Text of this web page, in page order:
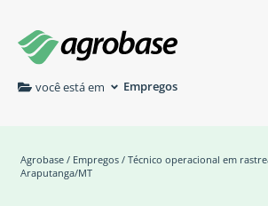
você está em Empregos
Agrobase / Empregos / Técnico operacional em
Araputanga/MT